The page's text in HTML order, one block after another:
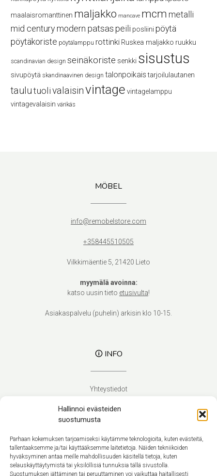
Hallinnoi evästeiden
suostumusta
Parhaan kokemuksen tarjoamiseksi käytämme teknologioita, kuten evästeitä,
tallentaaksemme ja/tai käyttääksemme laitetietoja. Näiden tekniikoiden
hyväksyminen antaa meille mahdollisuuden käsitellä tietoja, kuten
selauskäyttäytymistä tai yksilöllisiä tunnuksia tällä sivustolla.
Suostumuksen jättäminen tai peruuttaminen voi vaikuttaa haitallisesti
maalaisromanttinen maljakko mancave mcm metalli
mid century modern patsaspeili posliini pöytä
pöytäkoriste pöytälamppu rottinki Ruskea maljakko ruukku
scandinavian design seinäkoriste senkki sisustus
sivupöytä skandinaavinen design talonpoikais tarjoilulautanen
taulutuolivalaisinvintage vintagelamppu
vintagevalaisin värikäs
MÖBEL
info@remobelstore.com
+358445510505
Vilkkimäentie 5, 21420 Lieto
myymälä avoinna:
katso uusin tieto etusivulta!
Asiakaspalvelu (puhelin) arkisin klo 10-15.
🛈 INFO
Yhteystiedot
Toimitusehdot
Tietosuojaseloste
Suomi